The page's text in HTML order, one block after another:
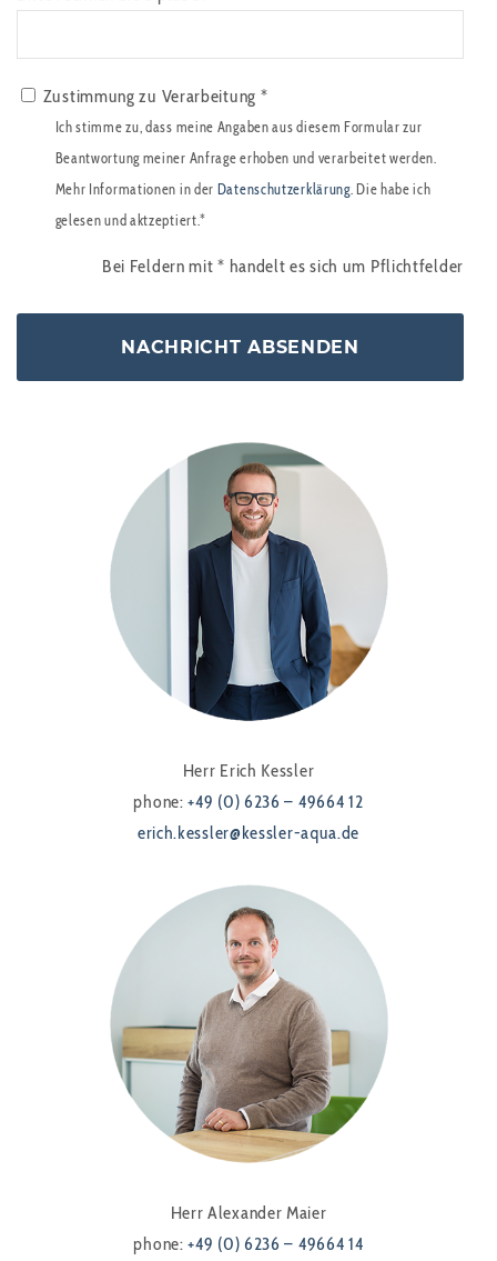
Zustimmung zu Verarbeitung *
Ich stimme zu, dass meine Angaben aus diesem Formular zur
Beantwortung meiner Anfrage erhoben und verarbeitet werden.
Mehr Informationen in der Datenschutzerklärung. Die habe ich
gelesen und aktzeptiert.*
Bei Feldern mit* handelt es sich um Pflichtfelder
Herr Erich Kessler
phone:+49 (0) 6236 – 49664 12
erich.kessler@kessler-aqua.de
Herr Alexander Maier
phone:+49 (0) 6236 – 49664 14